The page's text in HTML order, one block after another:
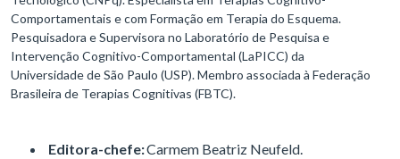
Comportamentais e com Formação em Terapia do Esquema.
Pesquisadora e Supervisora no Laboratório de Pesquisa e
Intervenção Cognitivo-Comportamental (LaPICC) da
Universidade de São Paulo (USP). Membro associada à Federação
Brasileira de Terapias Cognitivas (FBTC).
Editora-chefe:Carmem Beatriz Neufeld.